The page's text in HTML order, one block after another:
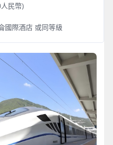
民幣)
國際酒店 或同等級